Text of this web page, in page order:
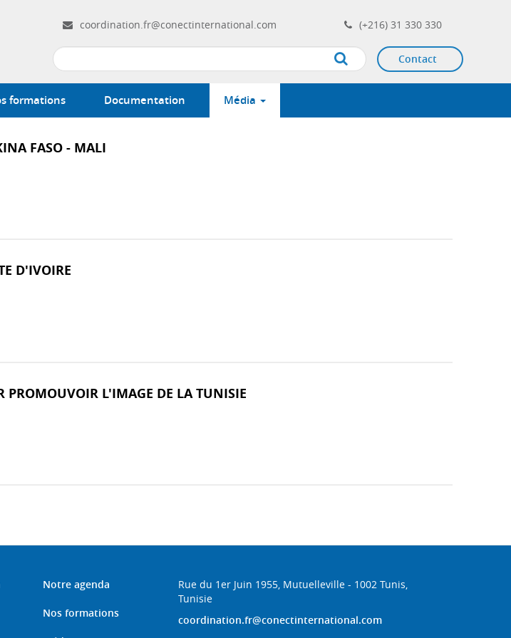
coordination.fr@conectinternational.com (+216) 31 330 330
Apply Contact
formations Documentation Média
FASO - MALI
D'IVOIRE
PROMOUVOIR L'IMAGE DE LA TUNISIE
Notre agenda
Nos formations
Rue du 1er Juin 1955, Mutuelleville - 1002 Tunis,
Tunisie
coordination.fr@conectinternational.com